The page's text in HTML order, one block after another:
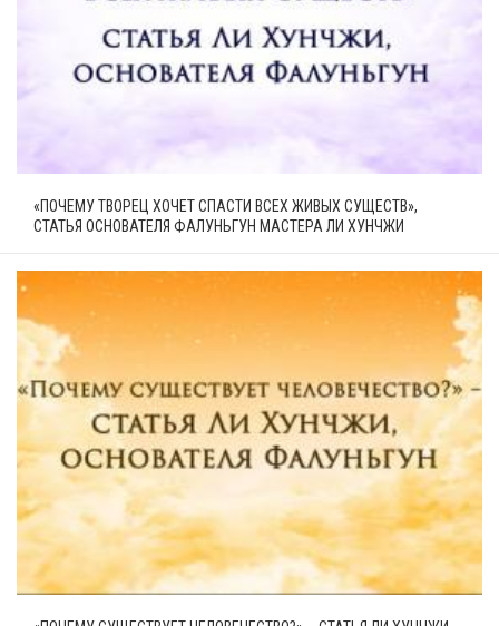
«ПОЧЕМУ ТВОРЕЦ ХОЧЕТ СПАСТИ ВСЕХ ЖИВЫХ СУЩЕСТВ»,
СТАТЬЯ ОСНОВАТЕЛЯ ФАЛУНЬГУН МАСТЕРА ЛИ ХУНЧЖИ